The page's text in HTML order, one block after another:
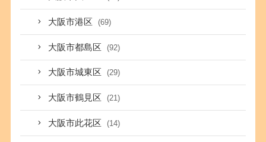
大阪市港区 (69)
大阪市都島区 (92)
大阪市城東区 (29)
大阪市鶴見区 (21)
大阪市此花区 (14)